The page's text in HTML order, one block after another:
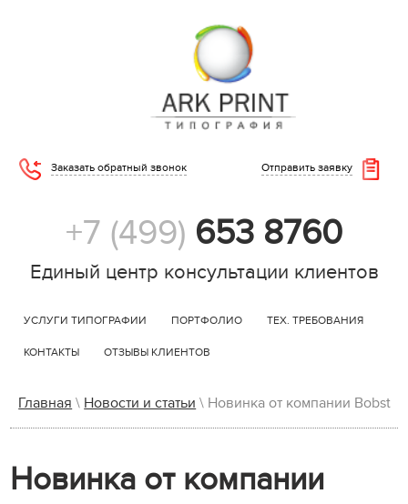
Заказать обратный звонок Отправить заявку
+7 (499) 653 8760
Единый центр консультации клиентов
УСЛУГИ ТИПОГРАФИИ ПОРТФОЛИО ТЕХ. ТРЕБОВАНИЯ
КОНТАКТЫ ОТЗЫВЫ КЛИЕНТОВ
Главная \ Новости и статьи \ Новинка от компании Bobst
Новинка от компании